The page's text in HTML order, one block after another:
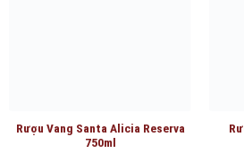
Rượu Vang Santa Alicia Reserva
750ml